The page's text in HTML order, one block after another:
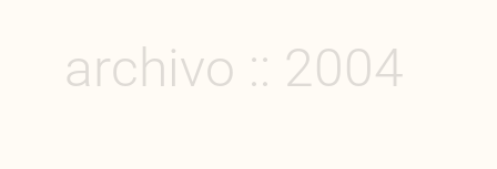
archivo :: 2004